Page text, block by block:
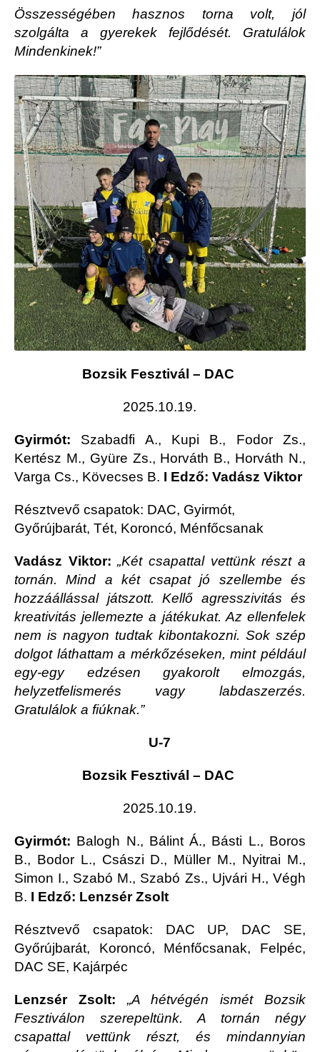
Összességében hasznos torna volt, jól
szolgálta a gyerekek fejlődését. Gratulálok
Mindenkinek!”
Bozsik Fesztivál – DAC
2025.10.19.
Gyirmót: Szabadfi A., Kupi B., Fodor Zs.,
Kertész M., Gyüre Zs., Horváth B., Horváth N.,
Varga Cs., Kövecses B. I Edző: Vadász Viktor
Résztvevő csapatok: DAC, Gyirmót,
Győrújbarát, Tét, Koroncó, Ménfőcsanak
Vadász Viktor:„Két csapattal vettünk részt a
tornán. Mind a két csapat jó szellembe és
hozzáállással játszott. Kellő agresszivitás és
kreativitás jellemezte a játékukat. Az ellenfelek
nem is nagyon tudtak kibontakozni. Sok szép
dolgot láthattam a mérkőzéseken, mint például
egy-egy edzésen gyakorolt elmozgás,
helyzetfelismerés vagy labdaszerzés.
Gratulálok a fiúknak.”
U-7
Bozsik Fesztivál – DAC
2025.10.19.
Gyirmót: Balogh N., Bálint Á., Básti L., Boros
B., Bodor L., Császi D., Müller M., Nyitrai M.,
Simon I., Szabó M., Szabó Zs., Ujvári H., Végh
B. I Edző: Lenzsér Zsolt
Résztvevő csapatok: DAC UP, DAC SE,
Győrújbarát, Koroncó, Ménfőcsanak, Felpéc,
DAC SE, Kajárpéc
Lenzsér Zsolt: „A hétvégén ismét Bozsik
Fesztiválon szerepeltünk. A tornán négy
csapattal vettünk részt, és mindannyian